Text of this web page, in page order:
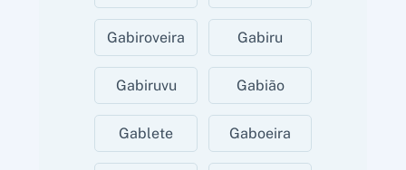
Gabiroveira Gabiru
Gabiruvu Gabião
Gablete Gaboeira